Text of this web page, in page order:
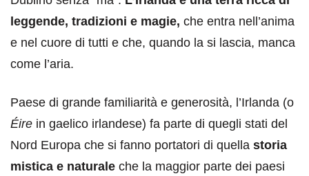
leggende, tradizioni e magie, che entra nell’anima
e nel cuore di tutti e che, quando la si lascia, manca
come l’aria.
Paese di grande familiarità e generosità, l’Irlanda (o
Éire in gaelico irlandese) fa parte di quegli stati del
Nord Europa che si fanno portatori di quella storia
mistica e naturale che la maggior parte dei paesi